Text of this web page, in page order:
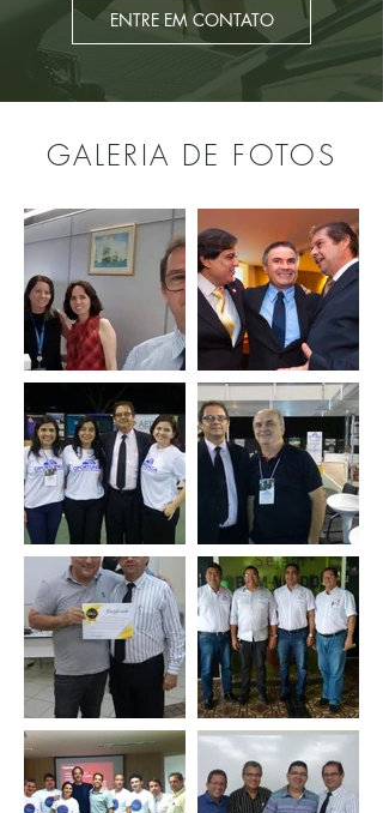
ENTRE EM CONTATO
GALERIA DE FOTOS